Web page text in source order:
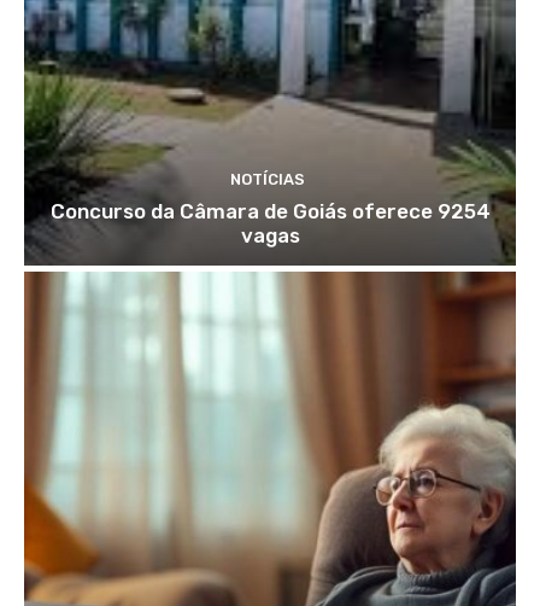
NOTÍCIAS
Concurso da Câmara de Goiás oferece 9254
vagas